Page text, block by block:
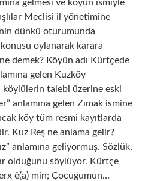
gelmesi ve köyün ismiyle
Meclisi il yönetimine
dünkü oturumunda
oylanarak karara
demek? Köyün adı Kürtçede
gelen Kuzköy
köylülerin talebi üzerine eski
anlamına gelen Zımak ismine
köy tüm resmi kayıtlarda
Kuz Reş ne anlama gelir?
anlamına geliyormuş. Sözlük,
olduğunu söylüyor. Kürtçe
ê(a) min; Çocuğumun…